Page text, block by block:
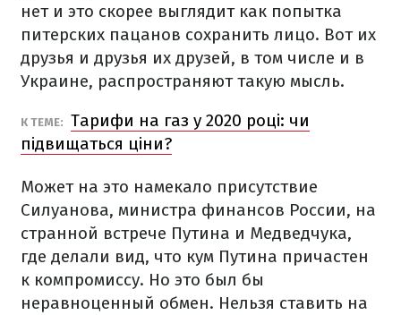
нет и это скорее выглядит как попытка
питерских пацанов сохранить лицо. Вот их
друзья и друзья их друзей, в том числе и в
Украине, распространяют такую мысль.
К ТЕМЕ: Тарифи на газ у 2020 році: чи
підвищаться ціни?
Может на это намекало присутствие
Силуанова, министра финансов России, на
странной встрече Путина и Медведчука,
где делали вид, что кум Путина причастен
к компромиссу. Но это был бы
неравноценный обмен. Нельзя ставить на